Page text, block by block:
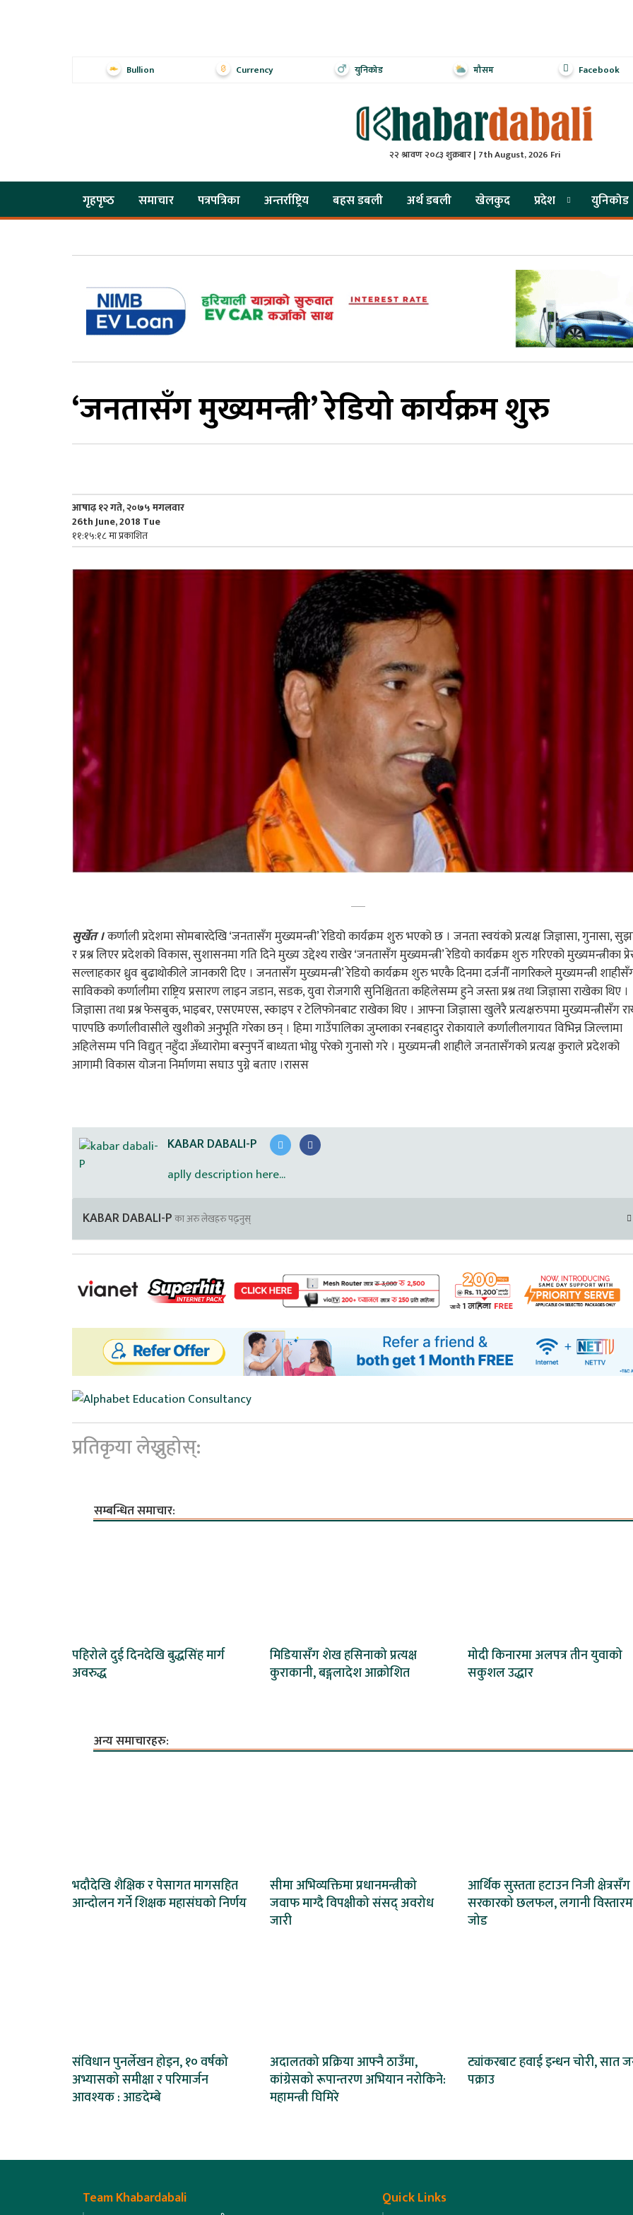
Bullion Currency युनिकोड मौसम Facebook
२२ श्रावण २०८३ शुक्रबार | 7th August, 2026 Fri
गृहपृष्‍ठ समाचार पत्रपत्रिका अन्तर्राष्ट्रिय बहस डबली अर्थ डबली खेलकुद प्रदेश युनिकोड
‘जनतासँग मुख्यमन्त्री’ रेडियो कार्यक्रम शुरु
आषाढ़ १२ गते, २०७५ मगलवार
26th June, 2018 Tue
११:१५:१८ मा प्रकाशित
सुर्खेत ।कर्णाली प्रदेशमा सोमबारदेखि ‘जनतासँग मुख्यमन्त्री’ रेडियो कार्यक्रम शुरु भएको छ । जनता स्वयंको प्रत्यक्ष जिज्ञासा, गुनासा,
र प्रश्न लिएर प्रदेशको विकास, सुशासनमा गति दिने मुख्य उद्देश्य राखेर ‘जनतासँग मुख्यमन्त्री’ रेडियो कार्यक्रम शुरु गरिएको मुख्यमन्त्रीका
सल्लाहकार ध्रुव बुढाथोकीले जानकारी दिए । जनतासँग मुख्यमन्त्री’ रेडियो कार्यक्रम शुरु भएकै दिनमा दर्जनौँ नागरिकले मुख्यमन्त्री
साविकको कर्णालीमा राष्ट्रिय प्रसारण लाइन जडान, सडक, युवा रोजगारी सुनिश्चितता कहिलेसम्म हुने जस्ता प्रश्न तथा जिज्ञासा राखेका थिए ।
जिज्ञासा तथा प्रश्न फेसबुक, भाइबर, एसएमएस, स्काइप र टेलिफोनबाट राखेका थिए । आफ्ना जिज्ञासा खुलेरै प्रत्यक्षरुपमा मुख्यमन्त्रीसँग
पाएपछि कर्णालीवासीले खुशीको अनुभूति गरेका छन् । हिमा गाउँपालिका जुम्लाका रनबहादुर रोकायाले कर्णालीलगायत विभिन्न जिल्लामा
अहिलेसम्म पनि विद्युत् नहुँदा अँध्यारोमा बस्नुपर्ने बाध्यता भोग्नु परेको गुनासो गरे । मुख्यमन्त्री शाहीले जनतासँगको प्रत्यक्ष कुराले प्रदेशको
आगामी विकास योजना निर्माणमा सघाउ पुग्ने बताए ।रासस
KABAR DABALI-P
aplly description here...
KABAR DABALI-Pका अरु लेखहरु पढ्नुस्
प्रतिकृया लेख्नुहोस्:
सम्बन्धित समाचार:
पहिरोले दुई दिनदेखि बुद्धसिंह मार्ग
अवरुद्ध
मिडियासँग शेख हसिनाको प्रत्यक्ष
कुराकानी, बङ्गलादेश आक्रोशित
मोदी किनारमा अलपत्र तीन युवाको
सकुशल उद्धार
अन्य समाचारहरु:
भदौदेखि शैक्षिक र पेसागत मागसहित
आन्दोलन गर्ने शिक्षक महासंघको निर्णय
सीमा अभिव्यक्तिमा प्रधानमन्त्रीको
जवाफ माग्दै विपक्षीको संसद् अवरोध
जारी
आर्थिक सुस्तता हटाउन निजी क्षेत्रसँग
सरकारको छलफल, लगानी
जोड
संविधान पुनर्लेखन होइन, १० वर्षको
अभ्यासको समीक्षा र परिमार्जन
आवश्यक : आङदेम्बे
अदालतको प्रक्रिया आफ्नै ठाउँमा,
कांग्रेसको रूपान्तरण अभियान नरोकिने:
महामन्त्री घिमिरे
ट्यांकरबाट हवाई इन्धन चोरी, सात
पक्राउ
Team Khabardabali Quick Links